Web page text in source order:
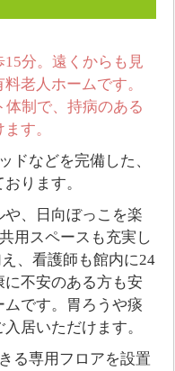
分。遠くからも見
老人ホームです。
制で、持病のある
す。
ドなどを完備した、
ります。
、日向ぼっこを楽
用スペースも充実し
、看護師も館内に24
不安のある方も安
です。胃ろうや痰
居いただけます。
る専用フロアを設置